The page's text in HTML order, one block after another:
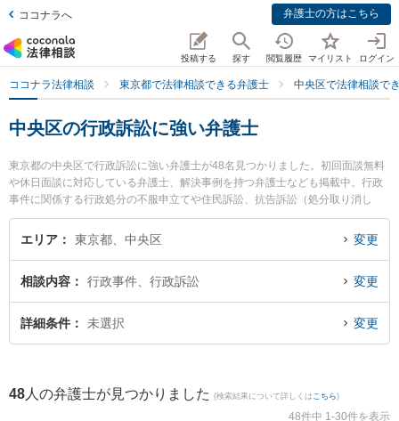
ココナラへ 弁護士の方はこちら
投稿する 探す 閲覧履歴 マイリスト ログイン
ココナラ法律相談 東京都で法律相談できる弁護士 中央区で法律相談で
中央区の行政訴訟に強い弁護士
東京都の中央区で行政訴訟に強い弁護士が48名見つかりました。初回面談無料
や休日面談に対応している弁護士、解決事例を持つ弁護士なども掲載中。行政
事件に関係する行政処分の不服申立てや住民訴訟、抗告訴訟（処分取り消し
等）等の細かな分野での絞り込み検索もでき便利です。特に弁護士法人中田・
島尾法律事務所 東京事務所の益田 歩美弁護士や東京中央総合法律事務所の山岸
政訴訟のトラブルを今すぐに弁護士に相談したい』『行政訴訟のトラブル解決
の実績豊富な近くの弁護士を検索したい』『初回相談無料で行政訴訟を法律相
談できる中央区内の弁護士に相談予約したい』などでお困りの相談者さんにお
エリア 東京都、中央区 変更
相談内容 行政事件、行政訴訟 変更
詳細条件 未選択 変更
48 人の弁護士が見つかりました (検索結果について詳しくは こちら)
48件中 1-30件を表示